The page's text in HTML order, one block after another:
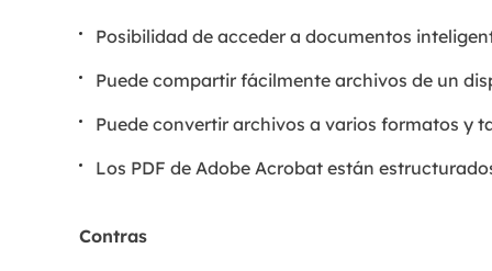
Posibilidad de acceder a documentos
Puede compartir fácilmente archivos de un
Puede convertir archivos a varios formatos y
Los PDF de Adobe Acrobat están
Contras